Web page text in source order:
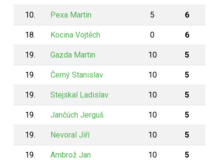
10. Pexa Martin 5 6
18. Kocina Vojtěch 0 6
19. Gazda Martin 10 5
19. Černý Stanislav 10 5
19. Stejskal Ladislav 10 5
19. Jančúch Jerguš 10 5
19. Nevoral Jiří 10 5
19. Ambrož Jan 10 5